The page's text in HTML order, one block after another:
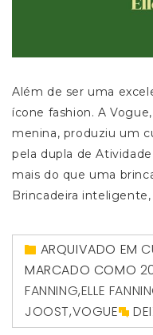
Além de ser uma
ícone fashion. A
menina, produziu um
pela dupla de
mais do que uma
Brincadeira
ARQUIVADO EM
MARCADO COMO
FANNING,ELLE
JOOST,VOGUE